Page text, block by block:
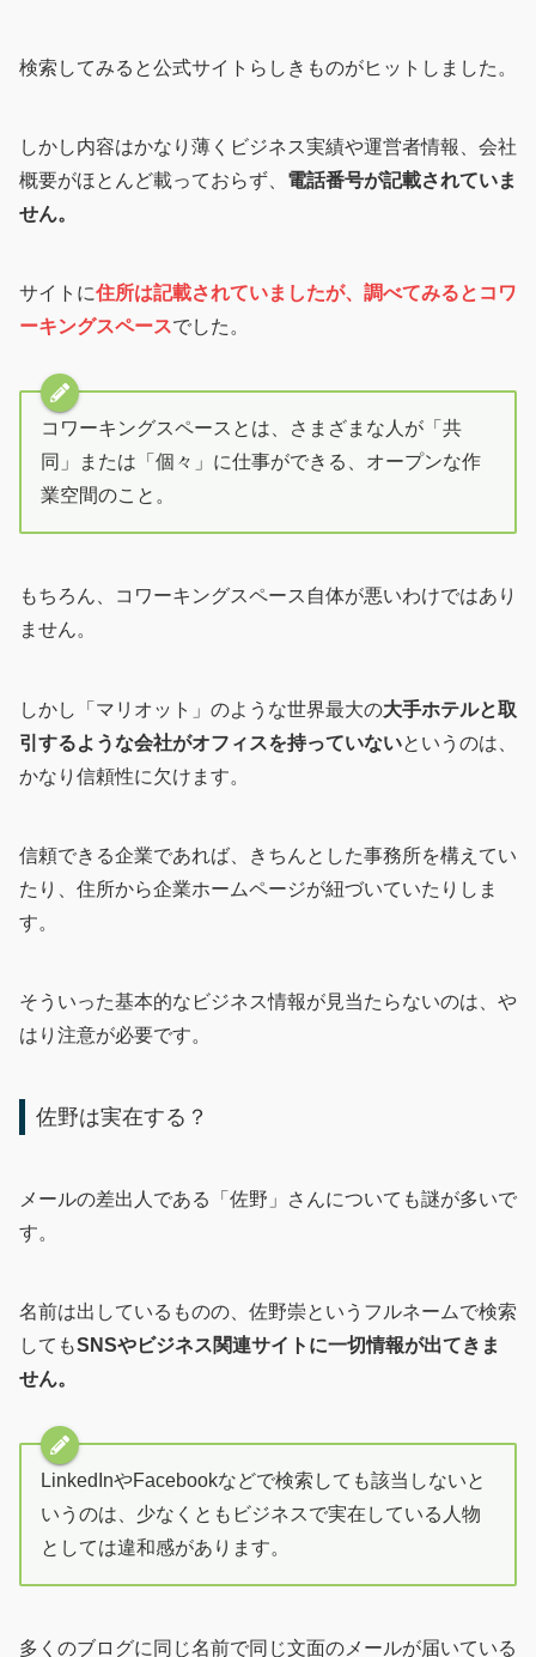
検索してみると公式サイトらしきものがヒットしました。
しかし内容はかなり薄くビジネス実績や運営者情報、会社
概要がほとんど載っておらず、 電話番号が記載されていま
せん。
サイトに住所は記載されていましたが、調べてみるとコワ
ーキングスペースでした。
コワーキングスペースとは、さまざまな人が「共
同」または「個々」に仕事ができる、オープンな作
業空間のこと。
もちろん、コワーキングスペース自体が悪いわけではあり
ません。
しかし「マリオット」のような世界最大の大手ホテルと取
引するような会社がオフィスを持っていないというのは、
かなり信頼性に欠けます。
信頼できる企業であれば、きちんとした事務所を構えてい
たり、住所から企業ホームページが紐づいていたりしま
す。
そういった基本的なビジネス情報が見当たらないのは、や
はり注意が必要です。
佐野は実在する？
メールの差出人である「佐野」さんについても謎が多いで
す。
名前は出しているものの、佐野崇というフルネームで検索
してもSNSやビジネス関連サイトに一切情報が出てきま
せん。
LinkedInやFacebookなどで検索しても該当しないと
いうのは、少なくともビジネスで実在している人物
としては違和感があります。
多くのブログに同じ名前で同じ文面のメールが届いている